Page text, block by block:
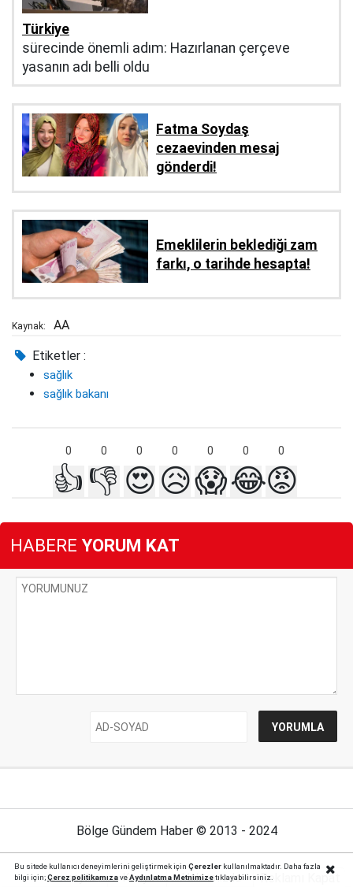
Türkiye
sürecinde önemli adım: Hazırlanan çerçeve
yasanın adı belli oldu
Fatma Soydaş
cezaevinden mesaj
gönderdi!
Emeklilerin beklediği zam
farkı, o tarihde hesapta!
Kaynak: AA
Etiketler :
sağlık
sağlık bakanı
0 0 0 0 0 0 0
👍 👎 😍😥😱😂😡
HABERE YORUM KAT
Bölge Gündem Haber © 2013 - 2024
Anasayfa Künye Hakkımızda İletişim
Bu sitede kullanıcı deneyimlerini geliştirmek için Çerezlerkullanılmaktadır. Daha fazla
bilgi için;Çerez politikamızaveAydınlatma Metnimizetıklayabilirsiniz.Reklamı Kapat